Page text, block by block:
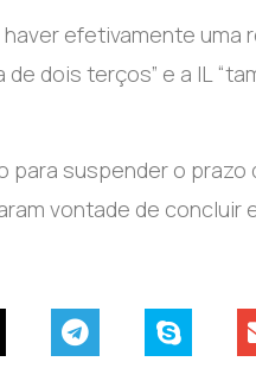
efetivamente uma
dois terços” e a IL
para suspender o
vontade de concluir